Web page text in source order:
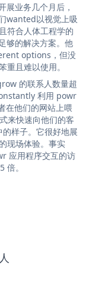
业务几个月后，
wanted以视觉上吸
符合人体工程学的
够的解决方案。他
options，但没
重且难以使用。
的联系人数量超
利用 powr
在他们的网站上喂
来快速向他们的客
样子。它很好地展
现场体验。事实
应用程序交互的访
倍。